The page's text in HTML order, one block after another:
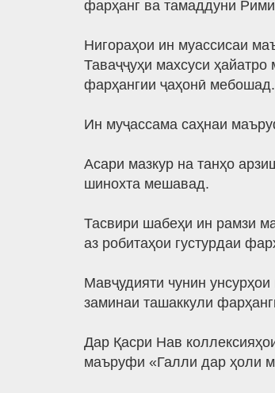
фарҳанг ва тамаддуни
Нигораҳои ин муассисаи
Таваҷҷуҳи махсуси
фарҳангии ҷаҳонӣ мебошад.
Ин муҷассама саҳнаи
Асари мазкур на танҳо
шинохта мешавад.
Тасвири шабеҳи ин рамзи
аз робитаҳои густурдаи
Мавҷудияти чунин
заминаи ташаккули
Дар Қасри Нав
маъруфи «Галли дар ҳоли